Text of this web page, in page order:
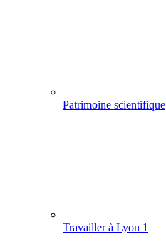
Patrimoine scientifique
Travailler à Lyon 1